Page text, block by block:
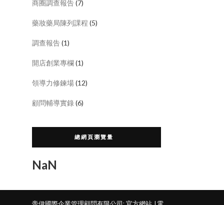
商圈調查報告(7)
藥妝藥局陳列課程 (5)
調查報告(1)
開店創業專欄(1)
領導力修鍊場(12)
顧問輔導實錄(6)
總網頁瀏覽量
NaN